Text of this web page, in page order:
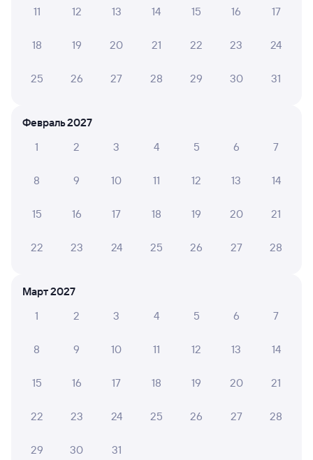
из Амбарного в Пензу-1. Имейте в виду, возможны
изменения в расписании. На сайте tutu.ru вы видите
Подробнее о покупке билетов РЖД
Между городами ходит 0 поездов.
Инструкция по приобретению билетов
Обратные билеты из Амбарного в Пензу-1
Купить билеты на поезд Пенза
11 12 13 14 15 16 17
18 19 20 21 22 23 24
25 26 27 28 29 30 31
Февраль 2027
1
2 3 4 5 6 7
8 9 10 11 12 13 14
15 16 17 18 19 20 21
22 23 24 25 26 27 28
Март 2027
1
2 3 4 5 6 7
8 9 10 11 12 13 14
15 16 17 18 19 20 21
22 23 24 25 26 27 28
29 30 31